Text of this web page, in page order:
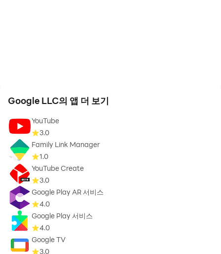
Google LLC의 앱 더 보기
YouTube
3.0
Family Link Manager
1.0
YouTube Create
3.0
Google Play AR 서비스
4.0
Google Play 서비스
4.0
Google TV
3.0